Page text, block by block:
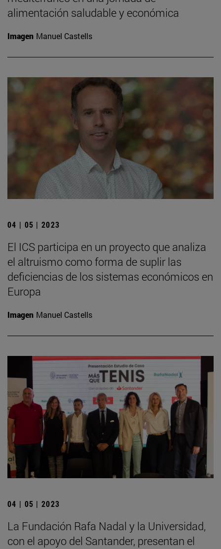
alimentación saludable y económica
Imagen Manuel Castells
04 | 05 | 2023
El ICS participa en un proyecto que analiza
el altruismo como forma de suplir las
deficiencias de los sistemas económicos en
Europa
Imagen Manuel Castells
04 | 05 | 2023
La Fundación Rafa Nadal y la Universidad,
con el apoyo del Santander, presentan el